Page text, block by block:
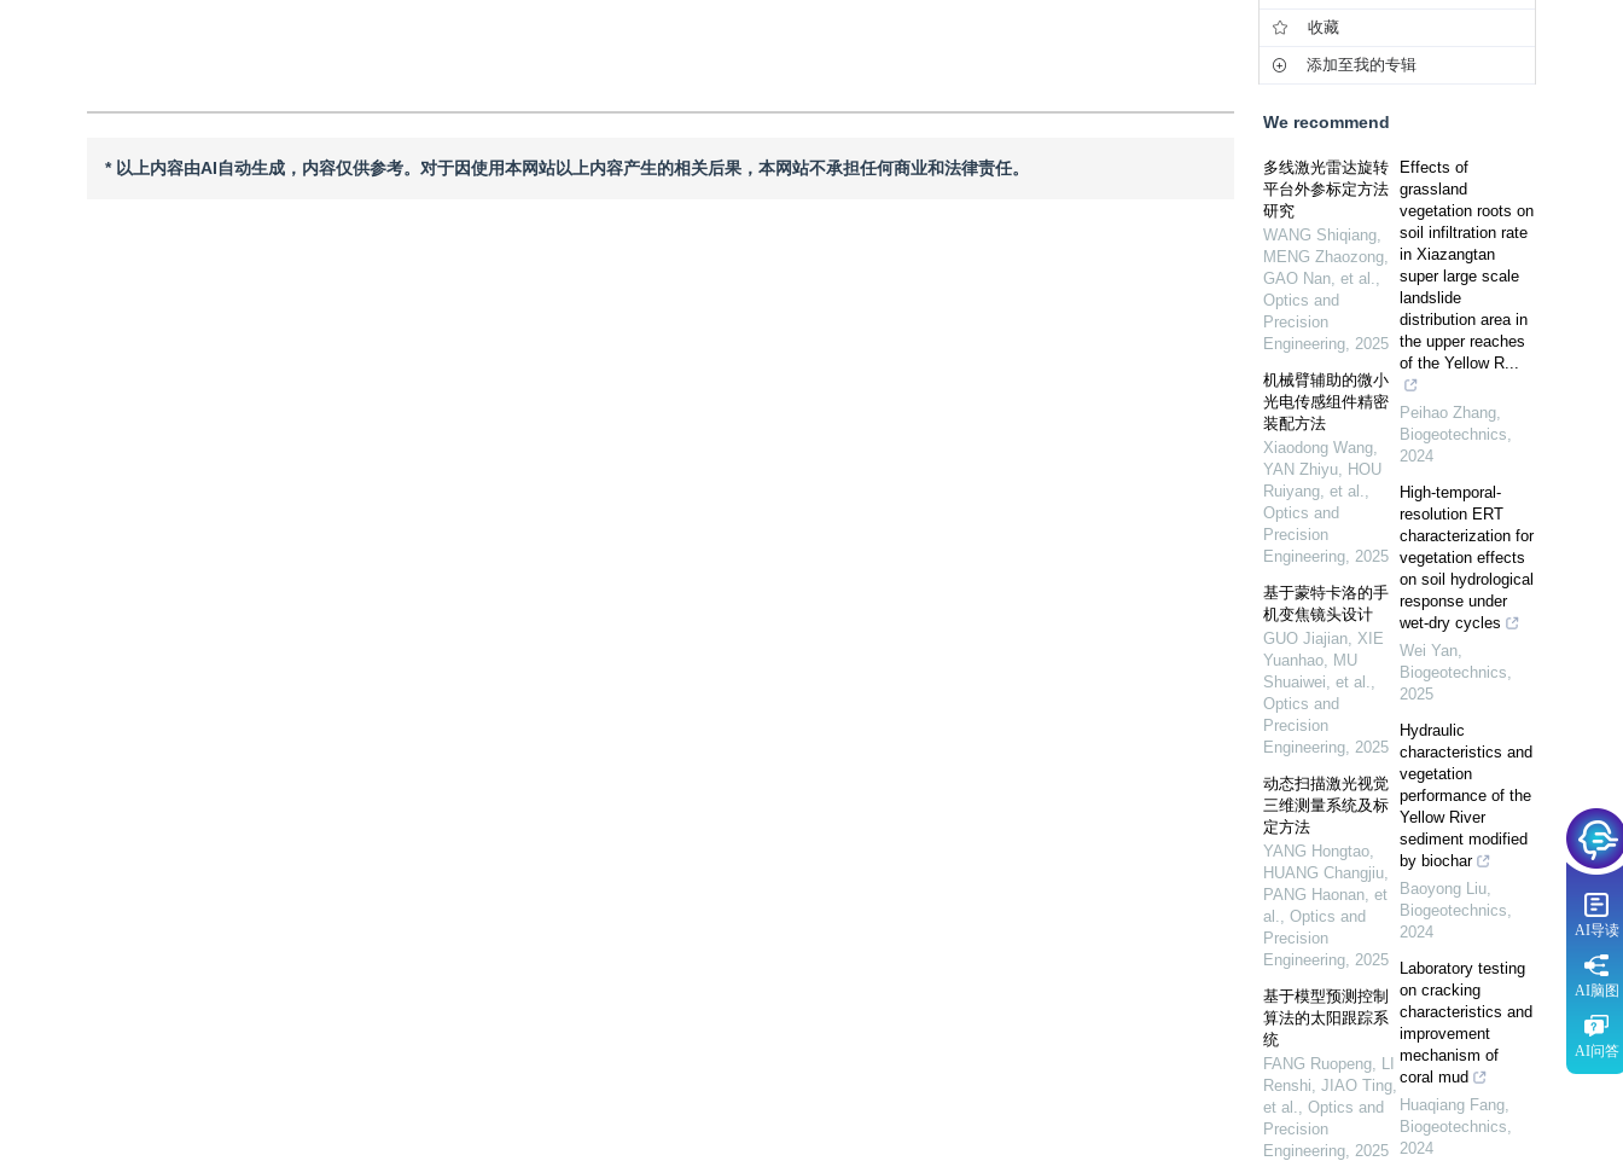
* 以上内容由AI自动生成，内容仅供参考。对于因使用本网站以上内容产生的相关后果，本网站不承担任何商业和法律责任。
收藏
添加至我的专辑
We recommend
多线激光雷达旋转
平台外参标定方法
研究
WANG Shiqiang,
MENG Zhaozong,
GAO Nan, et al.,
Optics and
Precision
Engineering, 2025
机械臂辅助的微小
光电传感组件精密
装配方法
Xiaodong Wang,
YAN Zhiyu, HOU
Ruiyang, et al.,
Optics and
Precision
Engineering, 2025
基于蒙特卡洛的手
机变焦镜头设计
GUO Jiajian, XIE
Yuanhao, MU
Shuaiwei, et al.,
Optics and
Precision
Engineering, 2025
动态扫描激光视觉
三维测量系统及标
定方法
YANG Hongtao,
HUANG Changjiu,
PANG Haonan, et
al., Optics and
Precision
Engineering, 2025
基于模型预测控制
算法的太阳跟踪系
统
FANG Ruopeng, LI
Renshi, JIAO Ting,
et al., Optics and
Precision
Engineering, 2025
Effects of
grassland
vegetation roots on
soil infiltration rate
in Xiazangtan
super large scale
landslide
distribution area in
the upper reaches
of the Yellow R...
Peihao Zhang,
Biogeotechnics,
2024
High-temporal-
resolution ERT
characterization for
vegetation effects
on soil hydrological
response under
wet-dry cycles
Wei Yan,
Biogeotechnics,
2025
Hydraulic
characteristics and
vegetation
performance of the
Yellow River
sediment modified
by biochar
Baoyong Liu,
Biogeotechnics,
2024
Laboratory testing
on cracking
characteristics and
improvement
mechanism of
coral mud
Huaqiang Fang,
Biogeotechnics,
2024
AI导读
AI脑图
AI问答